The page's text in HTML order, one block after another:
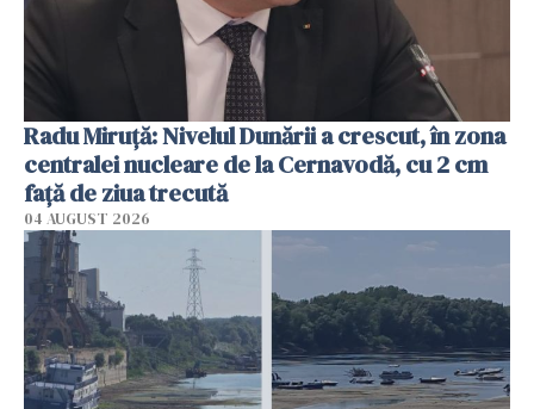
Radu Miruţă: Nivelul Dunării a crescut, în zona
centralei nucleare de la Cernavodă, cu 2 cm
faţă de ziua trecută
04 AUGUST 2026